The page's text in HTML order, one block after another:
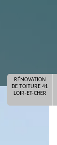
RÉNOVATION
DE TOITURE 41
LOIR-ET-CHER